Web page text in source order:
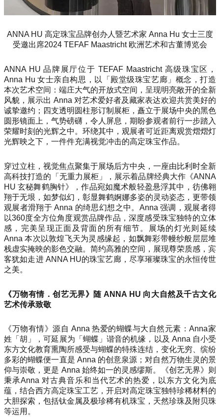
ANNA HU 高定珠宝品牌创办人暨艺术家 Anna Hu 女士三度
受邀出席2024 TEFAF Maastricht 欧洲艺术和古董博览会
ANNA HU 品牌展厅位于 TEFAF Maastricht 高级珠宝区，
Anna Hu 女士亲自构思，以「殿堂级珠宝艺廊」概念，打造
本次艺术空间：端庄大气的开放式空间，呈现明亮敞开的全新
风貌，展示出 Anna 对艺术爱好者及藏家表达欢迎共赏美好的
诚挚邀约；四支透明圆柱形订制展柜，矗立于展场中央的黑色
圆形镜面上，气势磅礴，令人屏息，期盼参观者前行一步踏入
荣耀时刻的光辉之中。环绕其中，观展者可近距离观赏熠熠灯
光辉映之下，一件件充满视觉冲击的高定珠宝作品。
穿过立柱，视觉焦点聚集于展场后方中央，一座由比利时全新
高科技打造的「无重力展柜」，展示着品牌经典大作《ANNA
HU 玄秘舞鹤胸针》，作品宛如魔术般轻盈悬浮其中，彷佛翱
翔于无垠，如梦似幻，彰显舞鹤婀娜多姿的灵动姿态，更带领
观展者滑翔于 Anna 的绮思幻想之中。Anna 强调，观展者得
以360度全方位角度观赏品牌作品，深度感受珠宝独特的立体
感，完美呈现正面及背面的所有细节。展场的灯光则延续
Anna 本次以敦煌飞天为灵感缘起，如飘舞彩带幔纱般层层堆
栈虚实掩映的影色交融。简约高雅的空间，展现尊荣质感，宾
客犹如走进 ANNA HU的珠宝艺廊，尽享璀璨珠宝的永恒传世
之美。
《万物有情．创艺无界》随 ANNA HU 向大自然及千古文化
艺术传承致敬
《万物有情》源自 Anna 热爱的蝴蝶与大自然元素：Anna家
姓「胡」，可延展为「蝴蝶」谐音的机缘，以及 Anna 自小受
东方文化教育熏陶所感受与蝴蝶的特殊连结，变化无穷、缤纷
多彩的蝴蝶便一直是 Anna 的创意泉源；对自然万物生灵的景
仰与崇敬，更是 Anna 始终如一的灵感缪斯。《创艺无界》则
秉承Anna 对古典音乐和当代艺术的热爱，以东方文化为底
蕴，结合西方高定珠宝工艺，开启对高定珠宝独特珍稀材料的
大胆探索，包括钛金属及极珍稀有机珠宝，天然珍珠及附贝珠
等运用。